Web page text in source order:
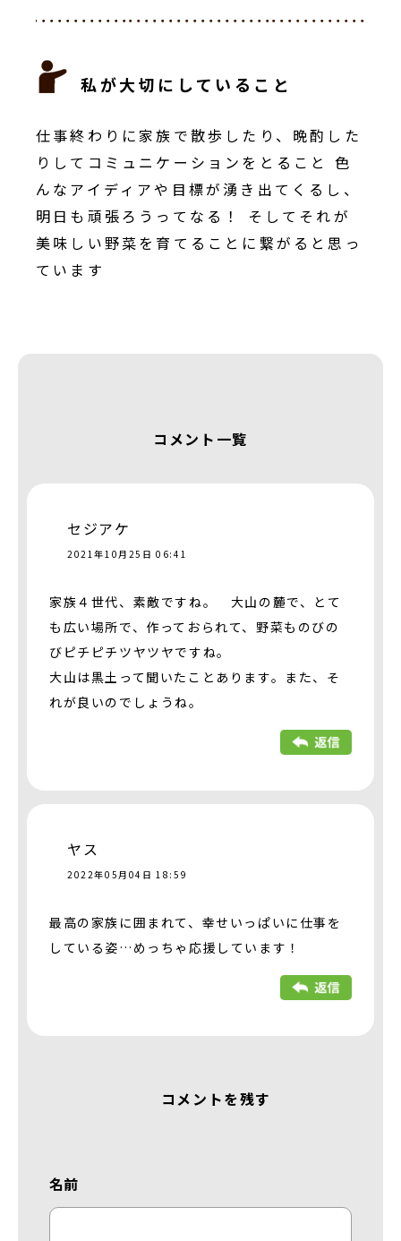
私が大切にしていること
仕事終わりに家族で散歩したり、晩酌した
りしてコミュニケーションをとること 色
んなアイディアや目標が湧き出てくるし、
明日も頑張ろうってなる！ そしてそれが
美味しい野菜を育てることに繋がると思っ
ています
コメント一覧
セジアケ
2021年10月25日 06:41
家族４世代、素敵ですね。 大山の麓で、とて
も広い場所で、作っておられて、野菜ものびの
びピチピチツヤツヤですね。
大山は黒土って聞いたことあります。また、そ
れが良いのでしょうね。
ヤス
2022年05月04日 18:59
最高の家族に囲まれて、幸せいっぱいに仕事を
している姿…めっちゃ応援しています！
コメントを残す
名前